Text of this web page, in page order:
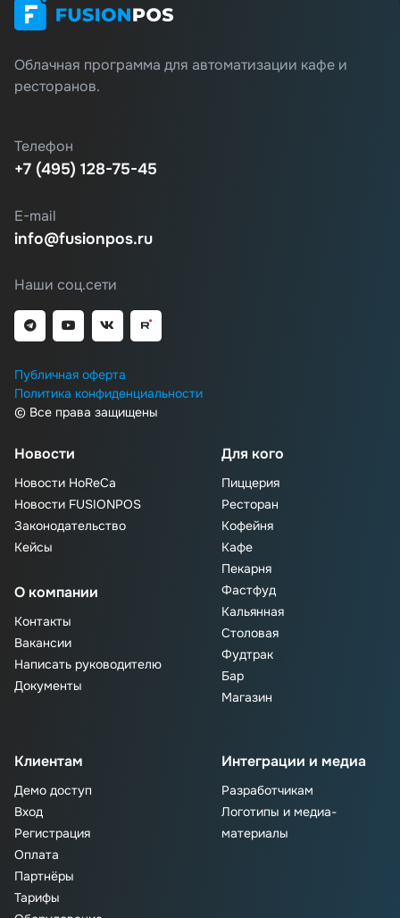
Облачная программа для автоматизации кафе и
ресторанов.
Телефон
+7 (495) 128-75-45
E-mail
info@fusionpos.ru
Наши соц.сети
Публичная оферта
Политика конфиденциальности
© Все права защищены
Новости
Новости HoReCa
Новости FUSIONPOS
Законодательство
Кейсы
О компании
Контакты
Вакансии
Написать руководителю
Документы
Для кого
Пиццерия
Ресторан
Кофейня
Кафе
Пекарня
Фастфуд
Кальянная
Столовая
Фудтрак
Бар
Магазин
Клиентам
Демо доступ
Вход
Регистрация
Оплата
Партнёры
Тарифы
Интеграции и медиа
Разработчикам
Логотипы и медиа-
материалы